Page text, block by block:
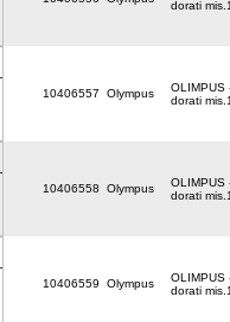
dorati
10406557 Olympus
OLIMPUS
dorati
10406558 Olympus
OLIMPUS
dorati
10406559 Olympus
OLIMPUS
dorati